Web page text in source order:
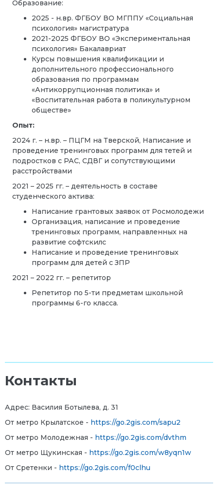
Образование:
2025 - н.вр. ФГБОУ ВО МГППУ «Социальная
психология» магистратура
2021-2025 ФГБОУ ВО «Экспериментальная
психология» Бакалавриат
Курсы повышения квалификации и
дополнительного профессионального
образования по программам
«Антикоррупционная политика» и
«Воспитательная работа в поликультурном
обществе»
Опыт:
2024 г. – н.вр. – ПЦГМ на Тверской, Написание и
проведение тренинговых программ для тетей и
подростков с РАС, СДВГ и сопутствующими
расстройствами
2021 – 2025 гг. – деятельность в составе
студенческого актива:
Написание грантовых заявок от Росмолодежи
Организация, написание и проведение
тренинговых программ, направленных на
развитие софтскилс
Написание и проведение тренинговых
программ для детей с ЗПР
2021 – 2022 гг. – репетитор
Репетитор по 5-ти предметам школьной
программы 6-го класса.
Контакты
Адрес: Василия Ботылева, д. 31
От метро Крылатское - https://go.2gis.com/sapu2
От метро Молодежная - https://go.2gis.com/dvthm
От метро Щукинская - https://go.2gis.com/w8yqn1w
От Сретенки - https://go.2gis.com/f0clhu